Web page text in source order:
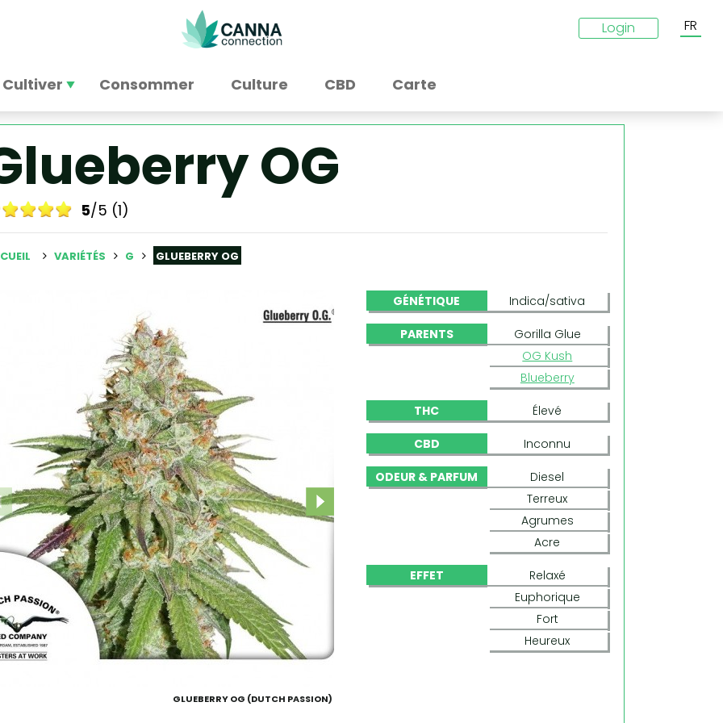
Login FR
Cultiver Consommer Culture CBD Carte
OG
5/5 (1)
VARIÉTÉS G GLUEBERRY OG
GLUEBERRY OG (DUTCH PASSION)
GÉNÉTIQUE Indica/sativa
PARENTS
Gorilla Glue
OG Kush
Blueberry
THC Élevé
CBD Inconnu
ODEUR & PARFUM
Diesel
Terreux
Agrumes
Acre
EFFET
Relaxé
Euphorique
Fort
Heureux